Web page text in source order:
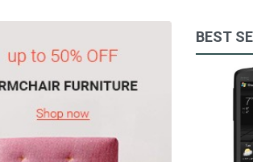
BEST
Palm Treo Pro
฿279.99
Available: 999